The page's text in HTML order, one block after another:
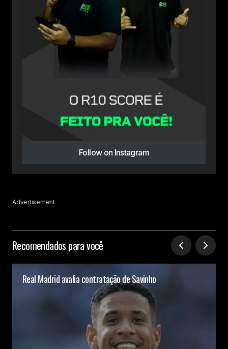
Follow on Instagram
Advertisement
Recomendados para você
Real Madrid avalia contratação de Savinho